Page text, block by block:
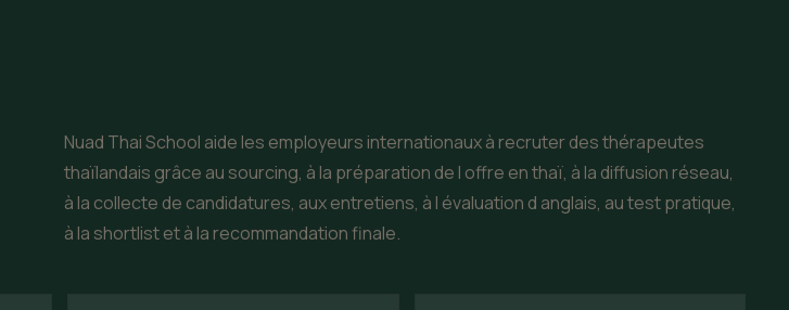
Nuad Thai School aide les employeurs internationaux à recruter des thérapeutes
thaïlandais grâce au sourcing, à la préparation de l offre en thaï, à la diffusion réseau,
à la collecte de candidatures, aux entretiens, à l évaluation d anglais, au test pratique,
à la shortlist et à la recommandation finale.